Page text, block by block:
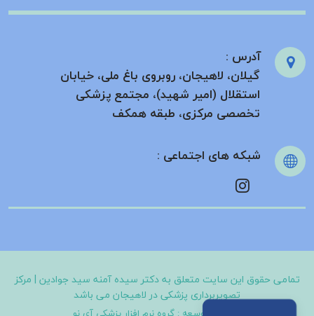
آدرس :
گیلان، لاهیجان، روبروی باغ ملی، خیابان
استقلال (امیر شهید)، مجتمع پزشکی
تخصصی مرکزی، طبقه همکف
شبکه های اجتماعی :
تمامی حقوق این سایت متعلق بهدکتر سیده آمنه سید جوادین | مرکز
تصویربرداری پزشکی در لاهیجان می باشد